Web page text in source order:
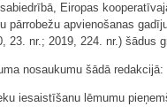
Eiropas
pārrobežu apvienošanas
23. nr.; 2019, 224. nr.) šādus
nosaukumu šādā redakcijā:
iesaistīšanu lēmumu